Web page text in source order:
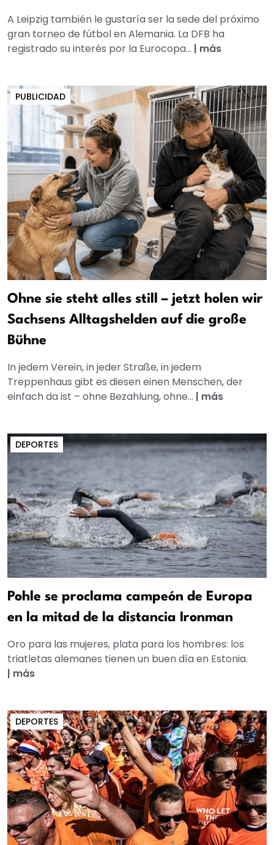
A Leipzig también le gustaría ser la sede del próximo
gran torneo de fútbol en Alemania. La DFB ha
registrado su interés por la Eurocopa... | más
PUBLICIDAD
Ohne sie steht alles still – jetzt holen wir
Sachsens Alltagshelden auf die große
Bühne
In jedem Verein, in jeder Straße, in jedem
Treppenhaus gibt es diesen einen Menschen, der
einfach da ist – ohne Bezahlung, ohne... | más
DEPORTES
Pohle se proclama campeón de Europa
en la mitad de la distancia Ironman
Oro para las mujeres, plata para los hombres: los
triatletas alemanes tienen un buen día en Estonia.
| más
DEPORTES